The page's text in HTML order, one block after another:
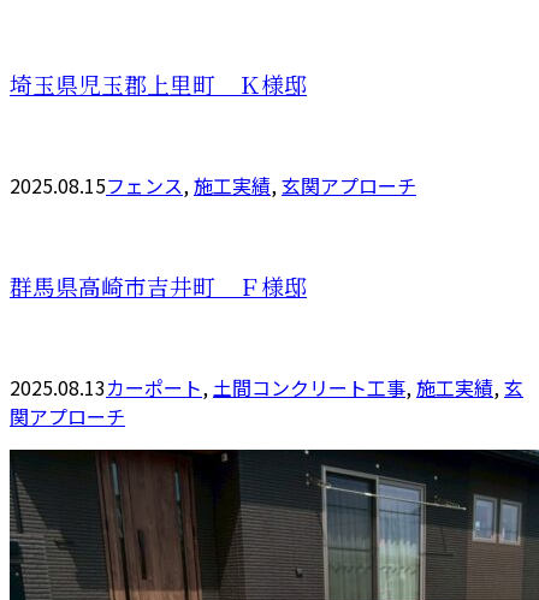
埼玉県児玉郡上里町 Ｋ様邸
2025.08.15フェンス, 施工実績, 玄関アプローチ
群馬県高崎市吉井町 Ｆ様邸
2025.08.13カーポート,土間コンクリート工事,施工実績,玄
関アプローチ